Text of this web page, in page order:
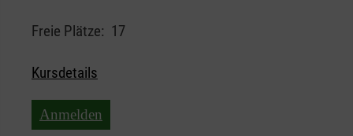
Freie Plätze: 17
Kursdetails
Anmelden